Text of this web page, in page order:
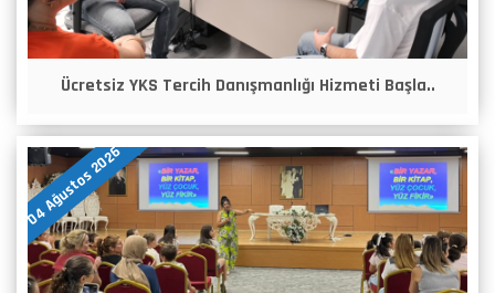
Ücretsiz YKS Tercih Danışmanlığı Hizmeti Başla..
04 Ağustos 2026